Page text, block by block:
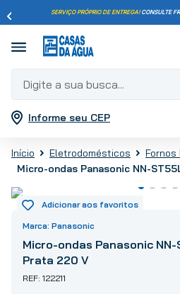
SERVIÇO PRÓPRIO DE ENTREGA!CONSULTE
Digite a sua busca...
Informe seu CEP
Eletrodomésticos
Micro-ondas Panasonic NN-
Panasonic
Micro-ondas Panasonic NN-
Prata 220 V
122211
Termos mais buscados
porcelanato
4
º
revestimento
5º
vaso sanitário
6º
chuveiro
7º
cimento
8º
torneira